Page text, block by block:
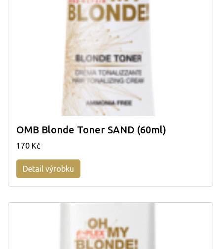
OMB Blonde Toner SAND (60ml)
170 Kč
Detail výrobku